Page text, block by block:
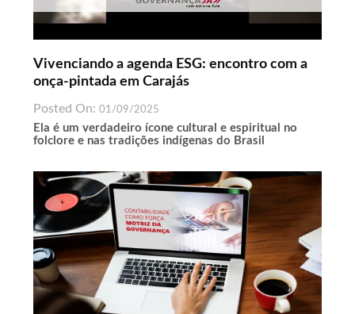
Vivenciando a agenda ESG: encontro com a
onça-pintada em Carajás
Posted On: 01/09/2025
Ela é um verdadeiro ícone cultural e espiritual no
folclore e nas tradições indígenas do Brasil